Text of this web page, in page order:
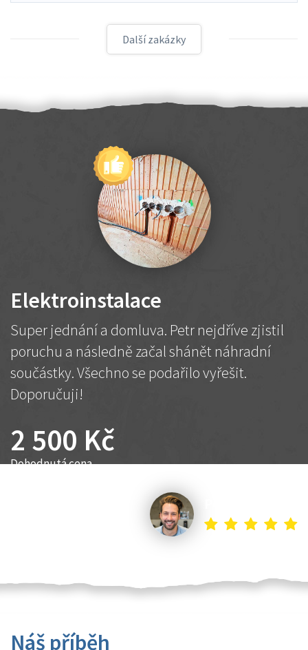
Další zakázky
Elektroinstalace
Super jednání a domluva. Petr nejdříve zjistil
poruchu a následně začal shánět náhradní
součástky. Všechno se podařilo vyřešit.
Doporučuji!
2 500 Kč
Dohodnutá cena
Náš příběh